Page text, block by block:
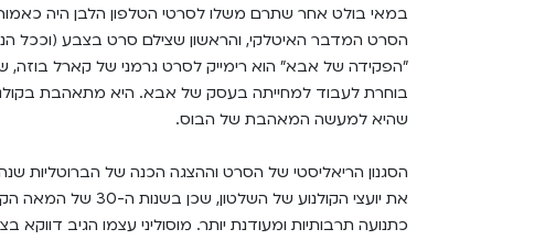
במאי בולט אחר שתרם משלו לסרטי הטלפון הלבן היה כאמור
הסרט המדבר האיטלקי, והראשון שצילם סרט בצבע (וככל
"הפקידה של אבא" הוא רימייק לסרט גרמני של קארל בוזה,
בוחרת לעבוד למחייתה בעסק של אבא. היא מתאהבת
שהיא למעשה המאהבת של הבוס.
הסגנון הריאליסטי של הסרט וההצגה הכנה של הברוטליות
את יועצי הקולנוע של
כתנועה תרבותיות ומעודנת יותר. מוסוליני עצמו הגיב